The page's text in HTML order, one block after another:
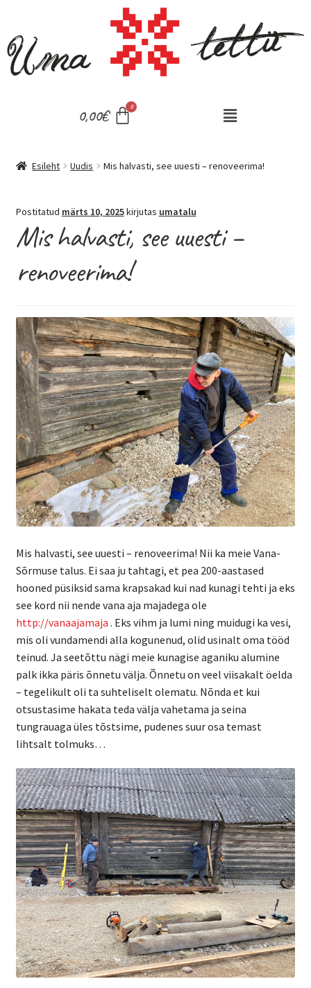
0,00€
Esileht Uudis Mis halvasti, see uuesti – renoveerima!
Postitatud märts 10, 2025kirjutas umatalu
Mis halvasti, see uuesti –
renoveerima!
Mis halvasti, see uuesti – renoveerima! Nii ka meie Vana-
Sõrmuse talus. Ei saa ju tahtagi, et pea 200-aastased
hooned püsiksid sama krapsakad kui nad kunagi tehti ja eks
see kord nii nende vana aja majadega ole
http://vanaajamaja . Eks vihm ja lumi ning muidugi ka vesi,
mis oli vundamendi alla kogunenud, olid usinalt oma tööd
teinud. Ja seetõttu nägi meie kunagise aganiku alumine
palk ikka päris õnnetu välja. Õnnetu on veel viisakalt öelda
– tegelikult oli ta suhteliselt olematu. Nõnda et kui
otsustasime hakata teda välja vahetama ja seina
tungrauaga üles tõstsime, pudenes suur osa temast
lihtsalt tolmuks…